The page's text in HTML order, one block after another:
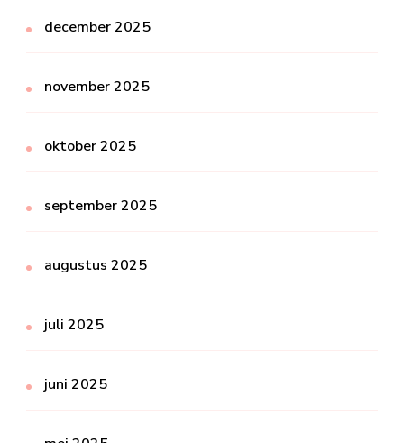
december 2025
november 2025
oktober 2025
september 2025
augustus 2025
juli 2025
juni 2025